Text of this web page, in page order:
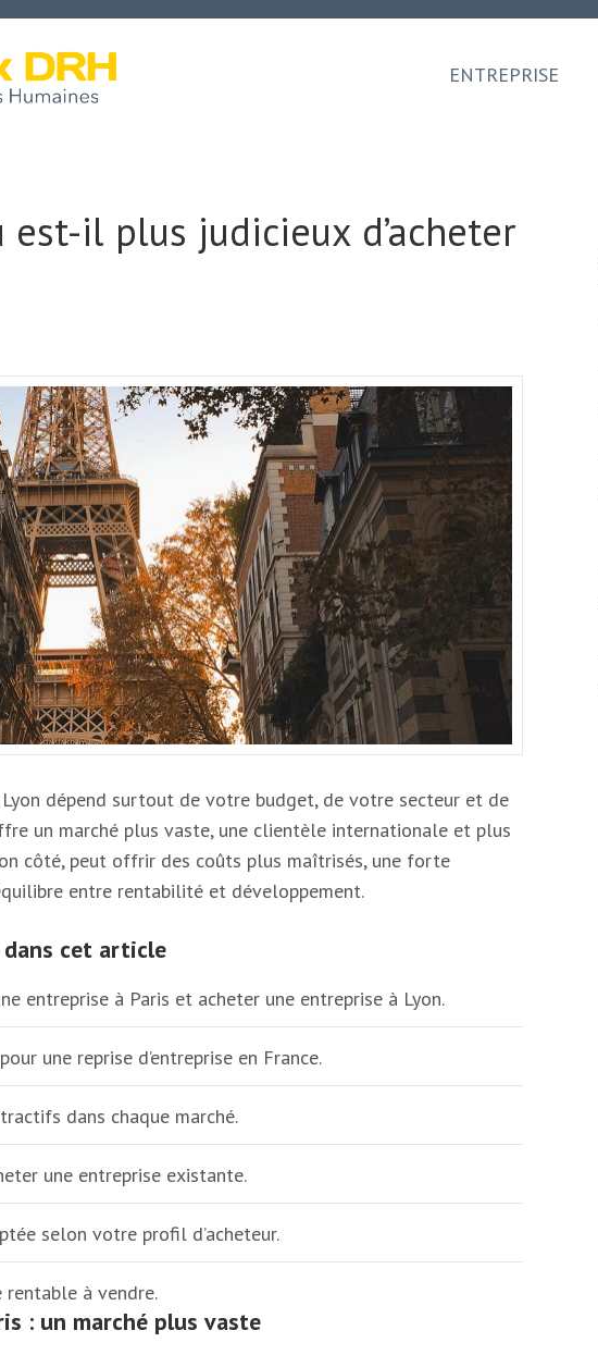
ENTREPRISE
est-il plus judicieux d’acheter
dépend surtout de votre budget, de votre secteur et de
un marché plus vaste, une clientèle internationale et plus
côté, peut offrir des coûts plus maîtrisés, une forte
entre rentabilité et développement.
dans cet article
entreprise à Paris et acheter une entreprise à Lyon.
une reprise d’entreprise en France.
dans chaque marché.
une entreprise existante.
selon votre profil d’acheteur.
rentable à vendre.
: un marché plus vaste